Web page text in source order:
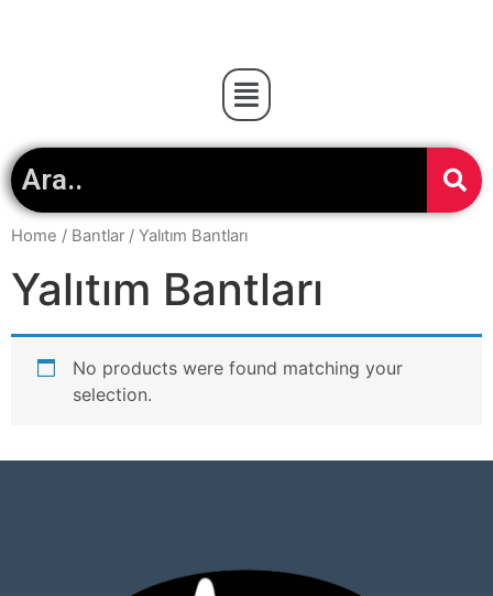
Home / Bantlar / Yalıtım Bantları
Yalıtım Bantları
No products were found matching your
selection.